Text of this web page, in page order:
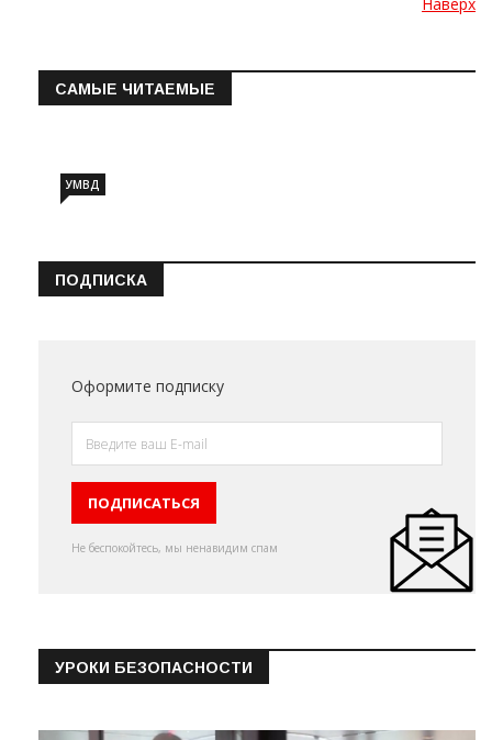
САМЫЕ ЧИТАЕМЫЕ
УМВД
ПОДПИСКА
Оформите подписку
Не беспокойтесь, мы ненавидим спам
УРОКИ БЕЗОПАСНОСТИ